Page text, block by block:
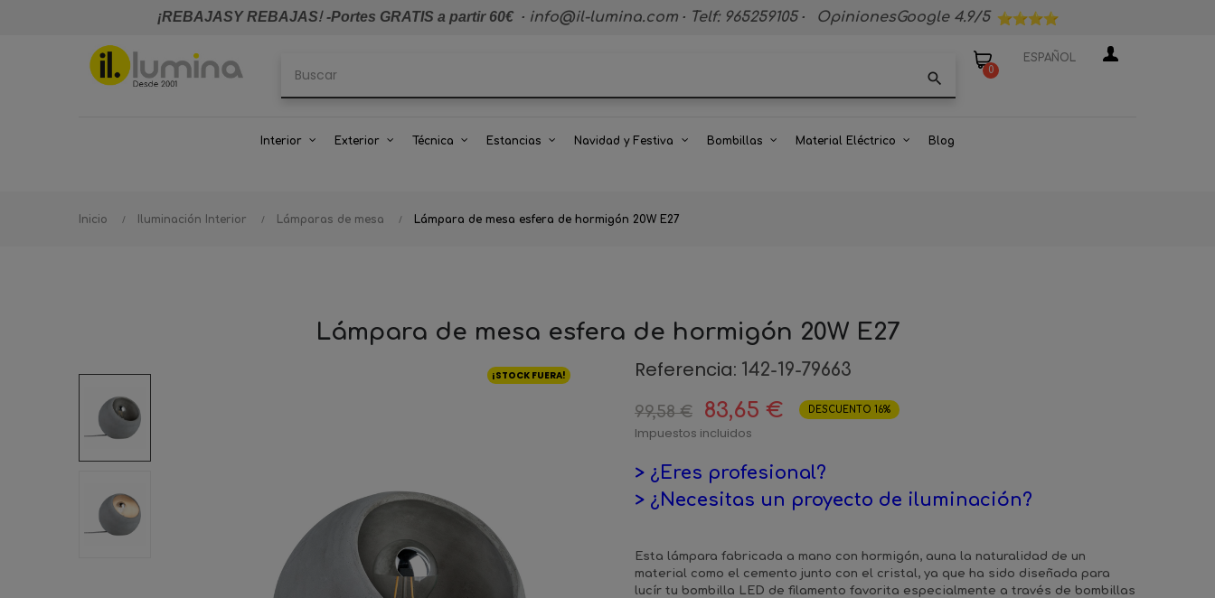
¡REBAJASY REBAJAS!-Portes GRATIS a partir 60€· info@il-lumina.com · Telf: 965259105 · OpinionesGoogle 4.9/5
search 0
ESPAÑOL
Interior Exterior Técnica Estancias Navidad y Festiva Bombillas Material Eléctrico Blog
Inicio Iluminación Interior Lámparas de mesa Lámpara de mesa esfera de hormigón 20W E27
Lámpara de mesa esfera de hormigón 20W E27
¡STOCK FUERA! Referencia: 142-19-79663
99,58 € 83,65 € DESCUENTO 16%
Impuestos incluidos
> ¿Eres profesional?
> ¿Necesitas un proyecto de iluminación?
Esta lámpara fabricada a mano con hormigón, auna la naturalidad de un
material como el cemento junto con el cristal, ya que ha sido diseñada para
lucír tu bombilla LED de filamento favorita especialmente a través de bombillas